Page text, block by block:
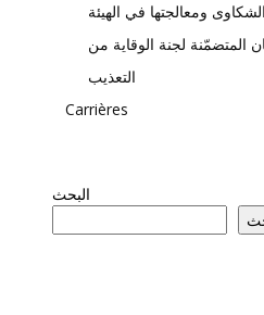
ومعالجتها في الهيئة
المتضمّنة لجنة الوقاية من
التعذيب
Carrières
البحث